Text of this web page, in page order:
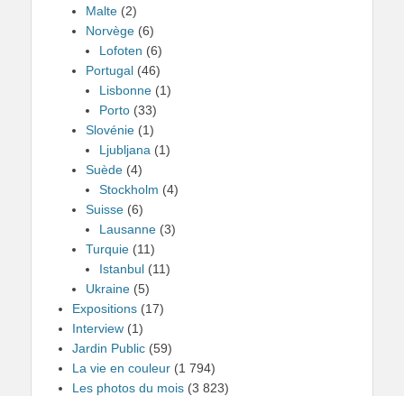
Malte (2)
Norvège (6)
Lofoten (6)
Portugal (46)
Lisbonne (1)
Porto (33)
Slovénie (1)
Ljubljana (1)
Suède (4)
Stockholm (4)
Suisse (6)
Lausanne (3)
Turquie (11)
Istanbul (11)
Ukraine (5)
Expositions (17)
Interview (1)
Jardin Public (59)
La vie en couleur (1 794)
Les photos du mois (3 823)